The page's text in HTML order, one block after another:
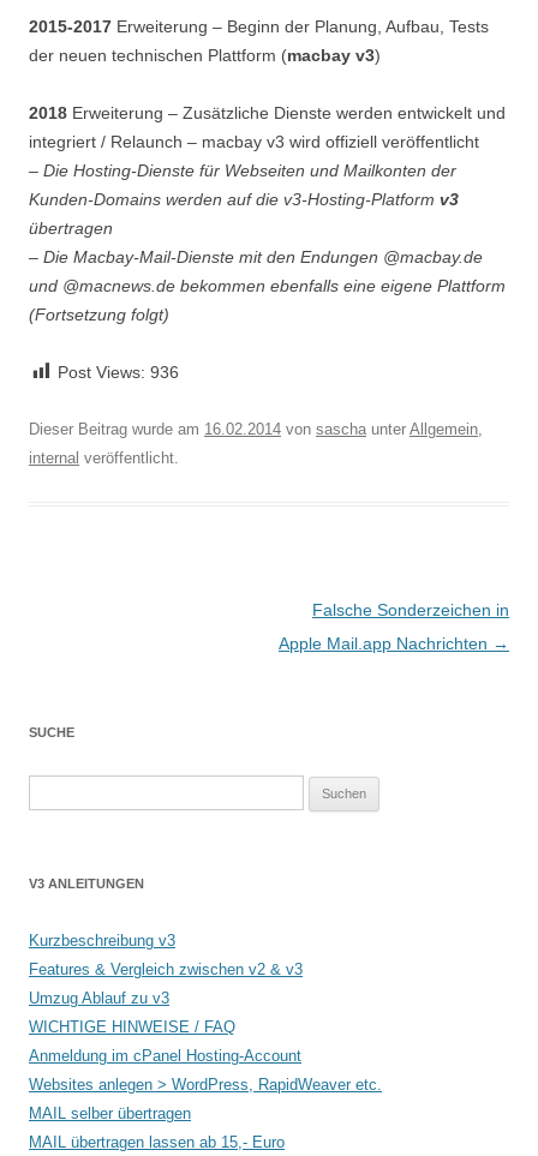
2015-2017 Erweiterung – Beginn der Planung, Aufbau, Tests
der neuen technischen Plattform (macbay v3)
2018 Erweiterung – Zusätzliche Dienste werden entwickelt und
integriert / Relaunch – macbay v3 wird offiziell veröffentlicht
– Die Hosting-Dienste für Webseiten und Mailkonten der
Kunden-Domains werden auf die v3-Hosting-Platform v3
übertragen
– Die Macbay-Mail-Dienste mit den Endungen @macbay.de
und @macnews.de bekommen ebenfalls eine eigene Plattform
(Fortsetzung folgt)
Post Views: 936
Dieser Beitrag wurde am 16.02.2014 von sascha unter Allgemein,
internal veröffentlicht.
Falsche Sonderzeichen in
Apple Mail.app Nachrichten →
SUCHE
V3 ANLEITUNGEN
Kurzbeschreibung v3
Features & Vergleich zwischen v2 & v3
Umzug Ablauf zu v3
WICHTIGE HINWEISE / FAQ
Anmeldung im cPanel Hosting-Account
Websites anlegen > WordPress, RapidWeaver etc.
MAIL selber übertragen
MAIL übertragen lassen ab 15,- Euro